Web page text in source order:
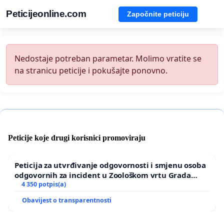
Peticijeonline.com Započnite peticiju
Nedostaje potreban parametar. Molimo vratite se
na stranicu peticije i pokušajte ponovno.
Peticije koje drugi korisnici promoviraju
Peticija za utvrđivanje odgovornosti i smjenu osoba
odgovornih za incident u Zoološkom vrtu Grada
Zagreba
4 350 potpis(a)
Obavijest o transparentnosti